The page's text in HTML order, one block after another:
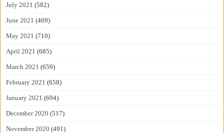
July 2021 (582)
June 2021 (469)
May 2021 (710)
April 2021 (685)
March 2021 (659)
February 2021 (658)
January 2021 (694)
December 2020 (517)
November 2020 (491)